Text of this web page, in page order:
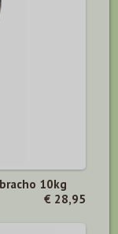
10kg
€ 28,95